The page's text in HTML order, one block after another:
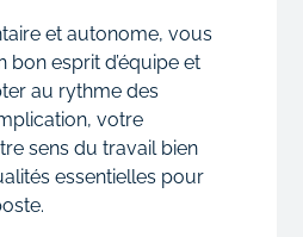
et autonome, vous
bon esprit d’équipe et
au rythme des
votre
sens du travail bien
essentielles pour